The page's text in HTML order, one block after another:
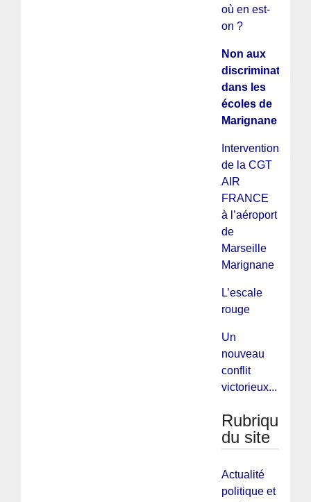
où en est-
on ?
Non aux
discriminations
dans les
écoles de
Marignane !
Intervention
de la CGT
AIR
FRANCE
à l’aéroport
de
Marseille
Marignane
L’escale
rouge
Un
nouveau
conflit
victorieux...
Rubriques
du site
Actualité
politique et